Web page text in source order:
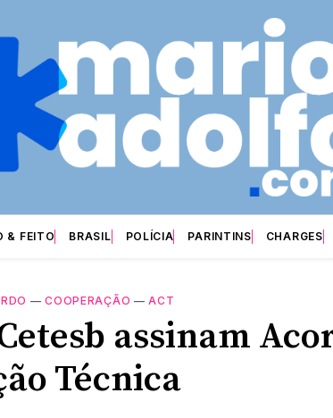
& FEITO BRASIL POLÍCIA PARINTINS CHARGES
—COOPERAÇÃO —ACT
assinam
Técnica